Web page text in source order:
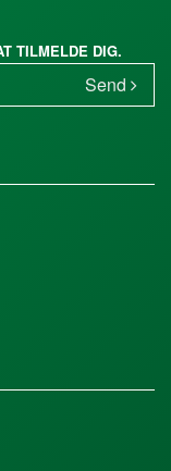
TILMELDE DIG.
Send